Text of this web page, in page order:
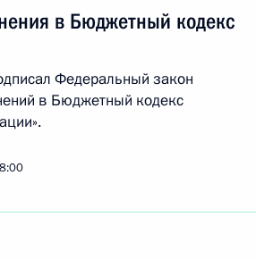
в Бюджетный кодекс
Федеральный закон
в Бюджетный кодекс